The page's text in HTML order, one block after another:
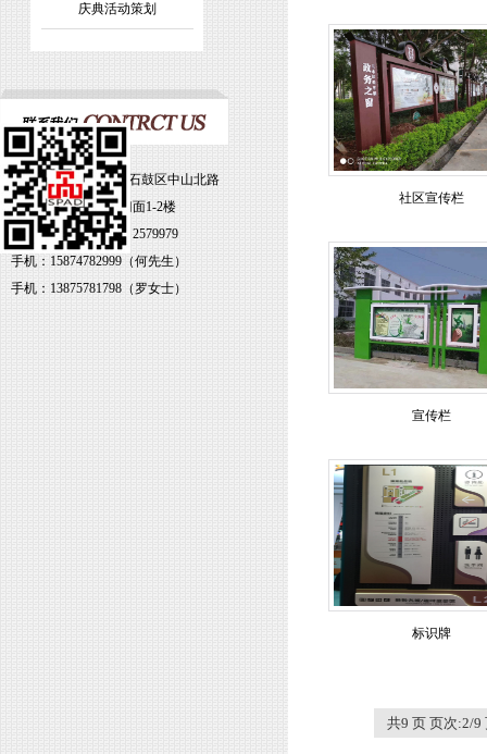
庆典活动策划
地址：湖南省衡阳市石鼓区中山北路
79号雁北大厦3-4号门面1-2楼
电话：0734-8469338 2579979
手机：15874782999（何先生）
手机：13875781798（罗女士）
社区宣传栏
宣传栏
标识牌
共9 页 页次:2/9